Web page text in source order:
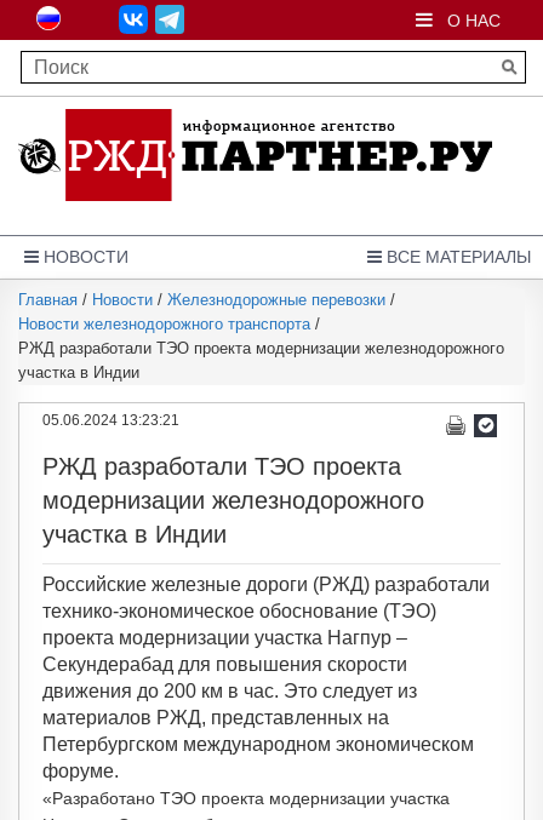
О НАС
ВСЕ МАТЕРИАЛЫ
НОВОСТИ
Главная / Новости / Железнодорожные перевозки /
Новости железнодорожного транспорта/
РЖД разработали ТЭО проекта модернизации железнодорожного
участка в Индии
05.06.2024 13:23:21
РЖД разработали ТЭО проекта
модернизации железнодорожного
участка в Индии
Российские железные дороги (РЖД) разработали
технико-экономическое обоснование (ТЭО)
проекта модернизации участка Нагпур –
Секундерабад для повышения скорости
движения до 200 км в час. Это следует из
материалов РЖД, представленных на
Петербургском международном экономическом
форуме.
«Разработано ТЭО проекта модернизации участка